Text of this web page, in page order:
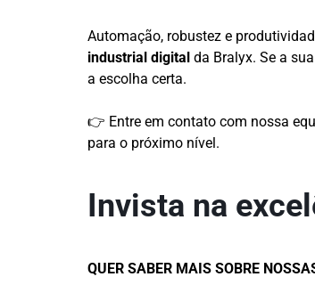
Automação, robustez e
industrial digital da Bralyx. Se a
a escolha certa.
👉 Entre em contato com nossa
para o próximo nível.
Invista na
QUER SABER MAIS SOBRE